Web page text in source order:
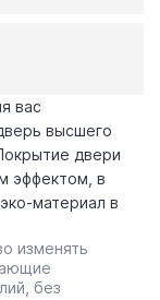
вас
высшего
двери
эффектом, в
материал в
изменять
без